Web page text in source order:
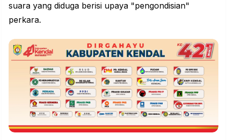
suara yang diduga berisi upaya "pengondisian"
perkara.